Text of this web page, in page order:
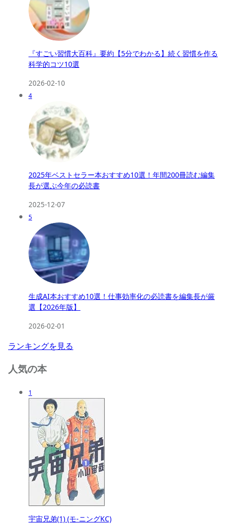
『すごい習慣大百科』要約【5分でわかる】続く習慣を作る
科学的コツ10選
2026-02-10
4
2025年ベストセラー本おすすめ10選！年間200冊読む編集
長が選ぶ今年の必読書
2025-12-07
5
生成AI本おすすめ10選！仕事効率化の必読書を編集長が厳
選【2026年版】
2026-02-01
ランキングを見る
人気の本
1
宇宙兄弟(1) (モ-ニングKC)